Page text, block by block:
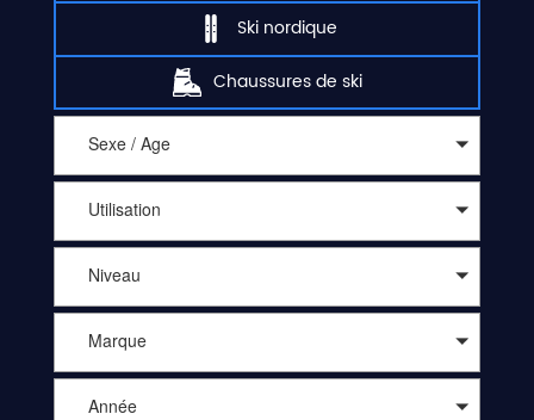
Ski nordique
Chaussures de ski
Sexe / Age
Utilisation
Niveau
Marque
Année